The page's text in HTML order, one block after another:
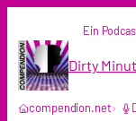
Inhalt
springen
Ein
Dirty
compendion.net